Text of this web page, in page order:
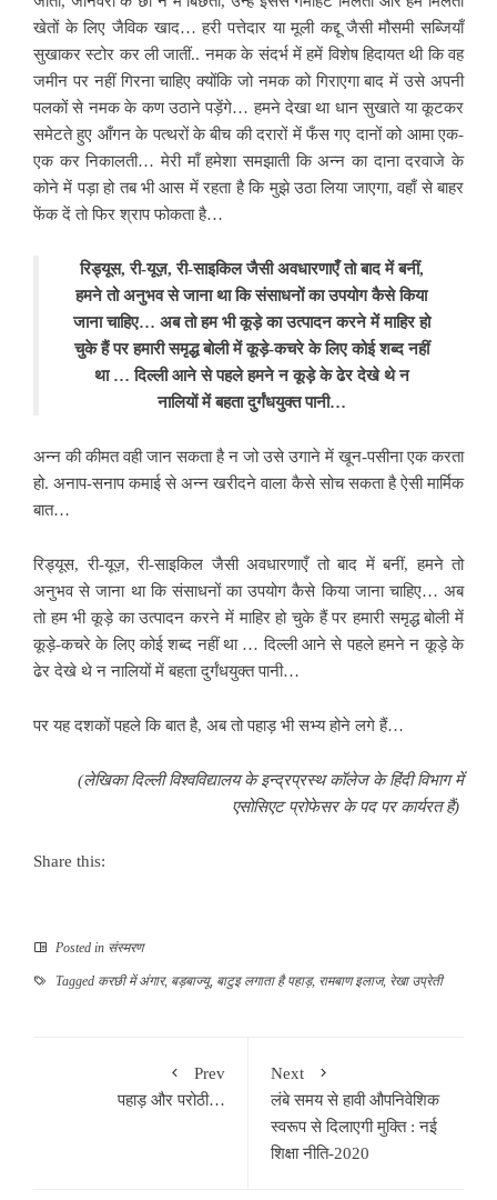
खेतों के लिए जैविक खाद… हरी पत्तेदार या मूली कद्दू जैसी मौसमी सब्जियाँ
सुखाकर स्टोर कर ली जातीं.. नमक के संदर्भ में हमें विशेष हिदायत थी कि वह
जमीन पर नहीं गिरना चाहिए क्योंकि जो नमक को गिराएगा बाद में उसे अपनी
पलकों से नमक के कण उठाने पड़ेंगे… हमने देखा था धान सुखाते या कूटकर
समेटते हुए आँगन के पत्थरों के बीच की दरारों में फँस गए दानों को आमा एक-
एक कर निकालती… मेरी माँ हमेशा समझाती कि अन्न का दाना दरवाजे के
कोने में पड़ा हो तब भी आस में रहता है कि मुझे उठा लिया जाएगा, वहाँ से बाहर
फेंक दें तो फिर श्राप फोकता है…
रिड्यूस, री-यूज़, री-साइकिल जैसी अवधारणाएँ तो बाद में बनीं,
हमने तो अनुभव से जाना था कि संसाधनों का उपयोग कैसे किया
जाना चाहिए… अब तो हम भी कूड़े का उत्पादन करने में माहिर हो
चुके हैं पर हमारी समृद्ध बोली में कूड़े-कचरे के लिए कोई शब्द नहीं
था … दिल्ली आने से पहले हमने न कूड़े के ढेर देखे थे न
नालियों में बहता दुर्गंधयुक्त पानी…
अन्न की कीमत वही जान सकता है न जो उसे उगाने में खून-पसीना एक करता
हो. अनाप-सनाप कमाई से अन्न खरीदने वाला कैसे सोच सकता है ऐसी मार्मिक
बात…
रिड्यूस, री-यूज़, री-साइकिल जैसी अवधारणाएँ तो बाद में बनीं, हमने तो
अनुभव से जाना था कि संसाधनों का उपयोग कैसे किया जाना चाहिए… अब
तो हम भी कूड़े का उत्पादन करने में माहिर हो चुके हैं पर हमारी समृद्ध बोली में
कूड़े-कचरे के लिए कोई शब्द नहीं था … दिल्ली आने से पहले हमने न कूड़े के
ढेर देखे थे न नालियों में बहता दुर्गंधयुक्त पानी…
पर यह दशकों पहले कि बात है, अब तो पहाड़ भी सभ्य होने लगे हैं…
(लेखिका दिल्ली विश्वविद्यालय के इन्द्रप्रस्थ कॉलेज के हिंदी विभाग में
एसोसिएट प्रोफेसर के पद पर कार्यरत हैं)
Share this:
Posted in संस्मरण
Tagged करछी में अंगार, बड़बाज्यू, बाटुइ लगाता है पहाड़, रामबाण इलाज, रेखा उप्रेती
Prev
पहाड़ और परोठी…
Next
लंबे समय से हावी औपनिवेशिक
स्वरूप से दिलाएगी मुक्ति : नई
शिक्षा नीति-2020